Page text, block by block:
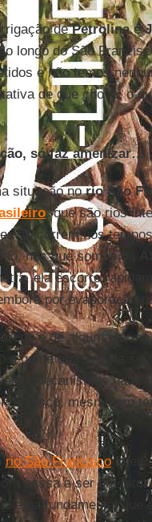
dePetrolinae
longo do São
e não temos
de que chova, o
só faz amenizar…
situação norio São
, que são rios
só correm nos
nós que somos da
ela escorre
por evaporação
e de alguma
a gente entra nesta
mecanismos
mesmo em
rio São Francisco
passa a ser um
fundamental que